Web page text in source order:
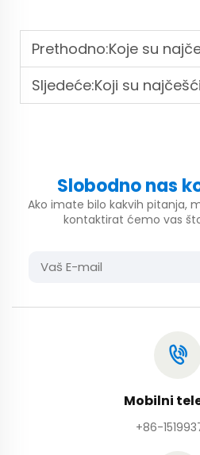
Prethodno:Koje su najčešće materijale koji se koriste za krovnu ploču, i kako se
Sljedeće:Koji su najčešći elementi unutarnjeg dizajna u kući u obliku svemirske kapsule, i kako
Slobodno nas
Ako imate bilo kakvih pitanja,
kontaktirat ćemo vas
Mobilni
+86-